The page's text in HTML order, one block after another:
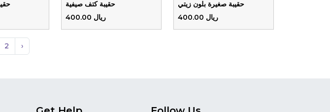
حقيبة كتف صيفية
ريال 400.00
حقيبة صغيرة بلون زيتي
ريال 400.00
2 ›